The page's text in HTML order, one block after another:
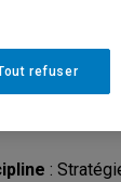
- Automne
:
refuser